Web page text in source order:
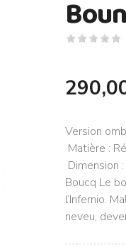
Version
Matière :
Dimension
Boucq Le
l’Infernio.
neveu,